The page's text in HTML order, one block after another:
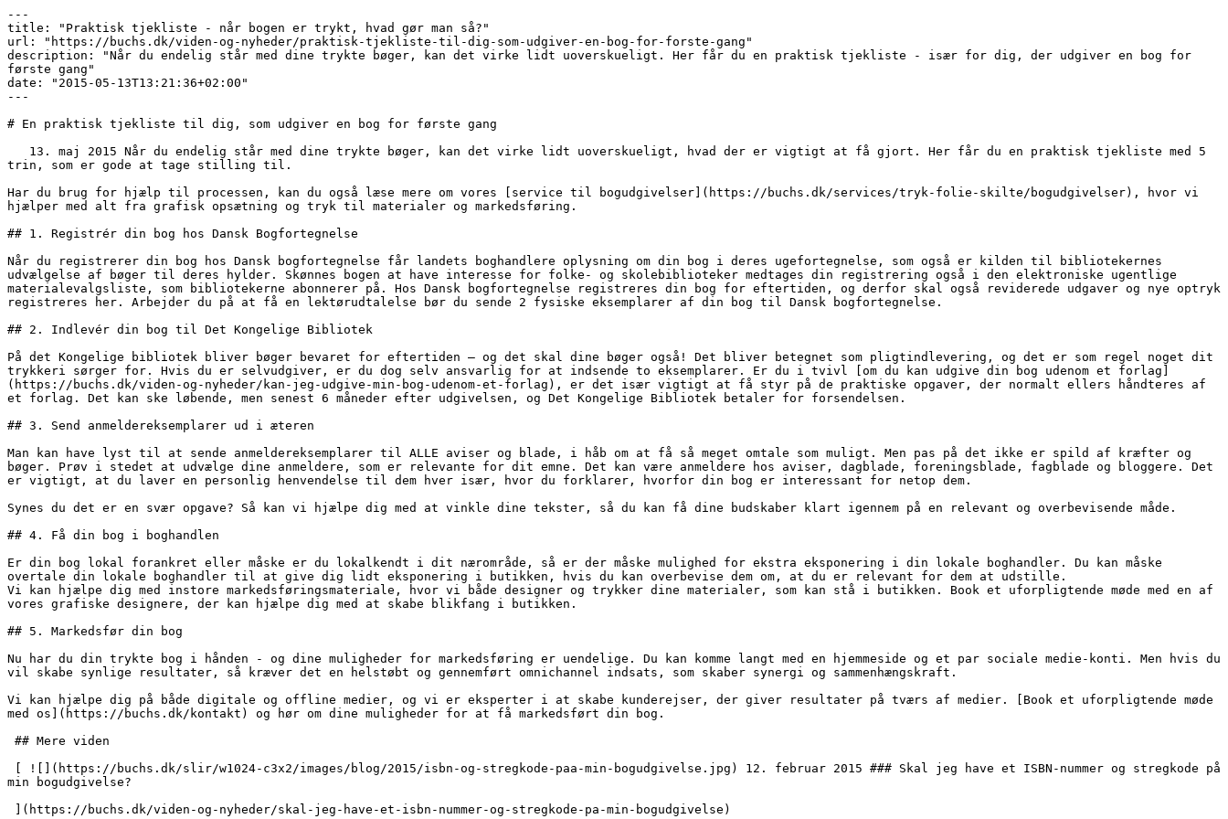
---
title: "Praktisk tjekliste - når bogen er trykt, hvad gør man så?"
url: "https://buchs.dk/viden-og-nyheder/praktisk-tjekliste-til-dig-som-udgiver-en-bog-for-forste-gang"
description: "Når du endelig står med dine trykte bøger, kan det virke lidt uoverskueligt. Her får du en praktisk tjekliste - især for dig, der udgiver en bog for
første gang"
date: "2015-05-13T13:21:36+02:00"
---
# En praktisk tjekliste til dig, som udgiver en bog for første gang
trin, som er gode at tage stilling til.
Har du brug for hjælp til processen, kan du også læse mere om vores [service til bogudgivelser](https://buchs.dk/services/tryk-folie-skilte/bogudgivelser), hvor vi
hjælper med alt fra grafisk opsætning og tryk til materialer og markedsføring.
## 1. Registrér din bog hos Dansk Bogfortegnelse
Når du registrerer din bog hos Dansk bogfortegnelse får landets boghandlere oplysning om din bog i deres ugefortegnelse, som også er kilden til bibliotekernes
udvælgelse af bøger til deres hylder. Skønnes bogen at have interesse for folke- og skolebiblioteker medtages din registrering også i den elektroniske ugentlige
materialevalgsliste, som bibliotekerne abonnerer på. Hos Dansk bogfortegnelse registreres din bog for eftertiden, og derfor skal også reviderede udgaver og nye optryk
registreres her. Arbejder du på at få en lektørudtalelse bør du sende 2 fysiske eksemplarer af din bog til Dansk bogfortegnelse.
## 2. Indlevér din bog til Det Kongelige Bibliotek
På det Kongelige bibliotek bliver bøger bevaret for eftertiden – og det skal dine bøger også! Det bliver betegnet som pligtindlevering, og det er som regel noget dit
trykkeri sørger for. Hvis du er selvudgiver, er du dog selv ansvarlig for at indsende to eksemplarer. Er du i tvivl [om du kan udgive din bog udenom et forlag]
(https://buchs.dk/viden-og-nyheder/kan-jeg-udgive-min-bog-udenom-et-forlag), er det især vigtigt at få styr på de praktiske opgaver, der normalt ellers håndteres af
et forlag. Det kan ske løbende, men senest 6 måneder efter udgivelsen, og Det Kongelige Bibliotek betaler for forsendelsen.
## 3. Send anmeldereksemplarer ud i æteren
Man kan have lyst til at sende anmeldereksemplarer til ALLE aviser og blade, i håb om at få så meget omtale som muligt. Men pas på det ikke er spild af kræfter og
bøger. Prøv i stedet at udvælge dine anmeldere, som er relevante for dit emne. Det kan være anmeldere hos aviser, dagblade, foreningsblade, fagblade og bloggere. Det
er vigtigt, at du laver en personlig henvendelse til dem hver især, hvor du forklarer, hvorfor din bog er interessant for netop dem.
Synes du det er en svær opgave? Så kan vi hjælpe dig med at vinkle dine tekster, så du kan få dine budskaber klart igennem på en relevant og overbevisende måde.
## 4. Få din bog i boghandlen
Er din bog lokal forankret eller måske er du lokalkendt i dit nærområde, så er der måske mulighed for ekstra eksponering i din lokale boghandler. Du kan måske
overtale din lokale boghandler til at give dig lidt eksponering i butikken, hvis du kan overbevise dem om, at du er relevant for dem at udstille.
Vi kan hjælpe dig med instore markedsføringsmateriale, hvor vi både designer og trykker dine materialer, som kan stå i butikken. Book et uforpligtende møde med en af
vores grafiske designere, der kan hjælpe dig med at skabe blikfang i butikken.
## 5. Markedsfør din bog
Nu har du din trykte bog i hånden - og dine muligheder for markedsføring er uendelige. Du kan komme langt med en hjemmeside og et par sociale medie-konti. Men hvis du
vil skabe synlige resultater, så kræver det en helstøbt og gennemført omnichannel indsats, som skaber synergi og sammenhængskraft.
Vi kan hjælpe dig på både digitale og offline medier, og vi er eksperter i at skabe kunderejser, der giver resultater på tværs af medier. [Book et uforpligtende møde
med os](https://buchs.dk/kontakt) og hør om dine muligheder for at få markedsført din bog.
min bogudgivelse?